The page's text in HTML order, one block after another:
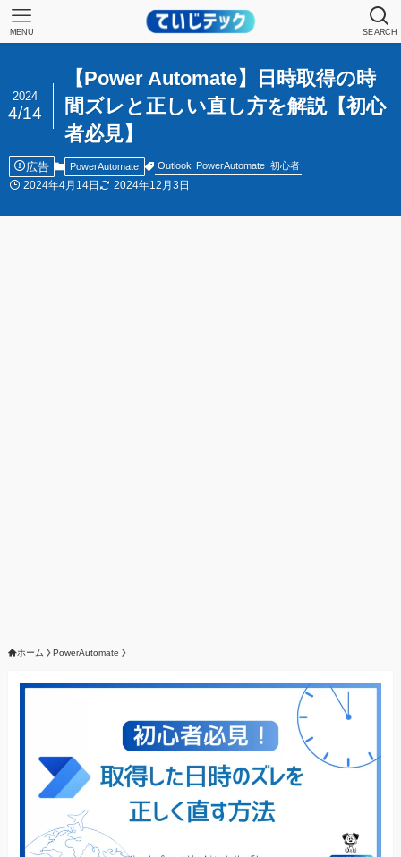
SEARCH
MENU
【Power Automate】日時取得の時
間ズレと正しい直し方を解説【初心
者必見】
2024
4/14
広告 PowerAutomate Outlook PowerAutomate 初心者
2024年4月14日 2024年12月3日
ホーム PowerAutomate